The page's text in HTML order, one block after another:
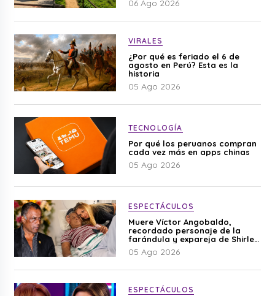
06 Ago 2026
VIRALES
¿Por qué es feriado el 6 de
agosto en Perú? Esta es la
historia
05 Ago 2026
TECNOLOGÍA
Por qué los peruanos compran
cada vez más en apps chinas
05 Ago 2026
ESPECTÁCULOS
Muere Víctor Angobaldo,
recordado personaje de la
farándula y expareja de Shirley
Cherres
05 Ago 2026
ESPECTÁCULOS